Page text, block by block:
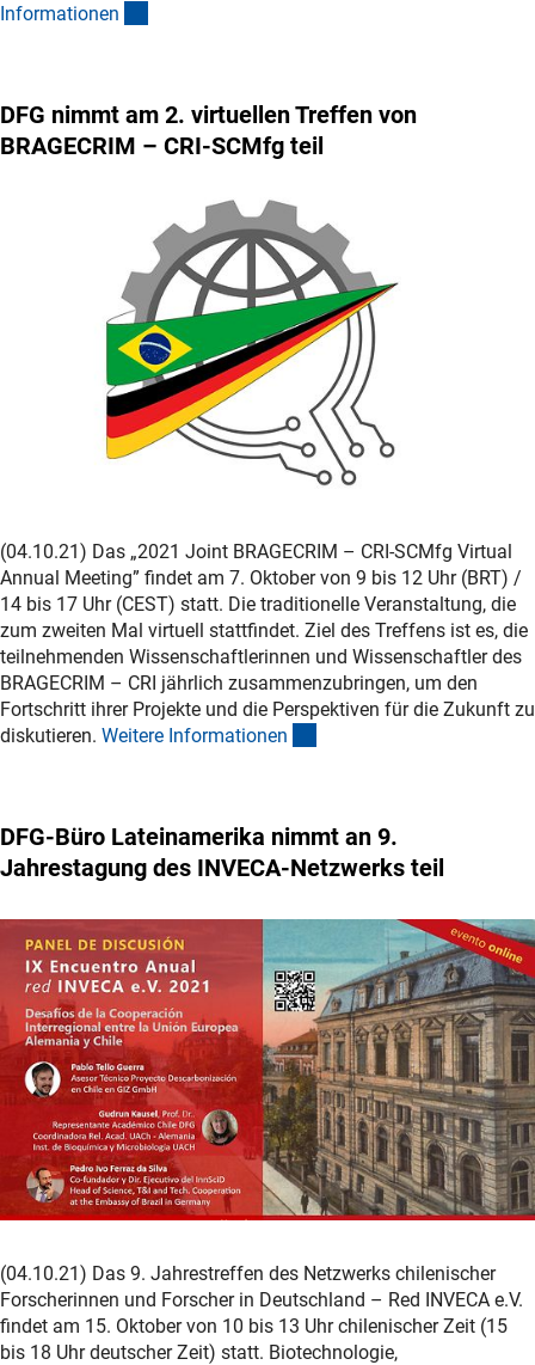
Informationen
DFG nimmt am 2. virtuellen Treffen von
BRAGECRIM – CRI-SCMfg teil
(04.10.21) Das „2021 Joint BRAGECRIM – CRI-SCMfg Virtual
Annual Meeting” findet am 7. Oktober von 9 bis 12 Uhr (BRT) /
14 bis 17 Uhr (CEST) statt. Die traditionelle Veranstaltung, die
zum zweiten Mal virtuell stattfindet. Ziel des Treffens ist es, die
teilnehmenden Wissenschaftlerinnen und Wissenschaftler des
BRAGECRIM – CRI jährlich zusammenzubringen, um den
Fortschritt ihrer Projekte und die Perspektiven für die Zukunft zu
diskutieren. Weitere Informationen
DFG-Büro Lateinamerika nimmt an 9.
Jahrestagung des INVECA-Netzwerks teil
(04.10.21) Das 9. Jahrestreffen des Netzwerks chilenischer
Forscherinnen und Forscher in Deutschland – Red INVECA e.V.
findet am 15. Oktober von 10 bis 13 Uhr chilenischer Zeit (15
bis 18 Uhr deutscher Zeit) statt. Biotechnologie,